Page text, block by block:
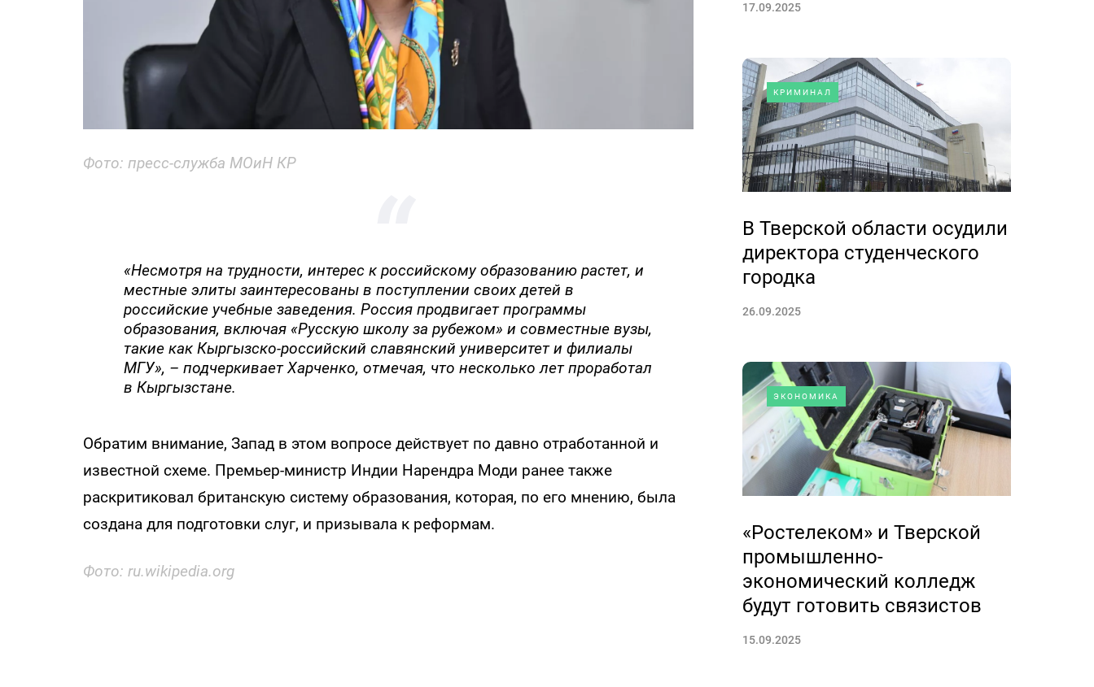
Фото: пресс-служба МОиН КР
«Несмотря на трудности, интерес к российскому образованию растет, и
местные элиты заинтересованы в поступлении своих детей в
российские учебные заведения. Россия продвигает программы
образования, включая «Русскую школу за рубежом» и совместные вузы,
такие как Кыргызско-российский славянский университет и филиалы
МГУ», – подчеркивает Харченко, отмечая, что несколько лет проработал
в Кыргызстане.
Обратим внимание, Запад в этом вопросе действует по давно отработанной и
известной схеме. Премьер-министр Индии Нарендра Моди ранее также
раскритиковал британскую систему образования, которая, по его мнению, была
создана для подготовки слуг, и призывала к реформам.
Фото: ru.wikipedia.org
17.09.2025
КРИМИНАЛ
В Тверской области осудили
директора студенческого
городка
26.09.2025
ЭКОНОМИКА
«Ростелеком» и Тверской
промышленно-
экономический колледж
будут готовить связистов
15.09.2025